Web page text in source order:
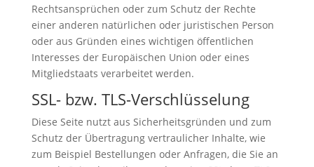
Rechtsansprüchen oder zum Schutz der Rechte
einer anderen natürlichen oder juristischen Person
oder aus Gründen eines wichtigen öffentlichen
Interesses der Europäischen Union oder eines
Mitgliedstaats verarbeitet werden.
SSL- bzw. TLS-Verschlüsselung
Diese Seite nutzt aus Sicherheitsgründen und zum
Schutz der Übertragung vertraulicher Inhalte, wie
zum Beispiel Bestellungen oder Anfragen, die Sie an